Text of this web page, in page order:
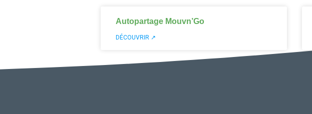
Autopartage Mouvn’Go
DÉCOUVRIR ↗